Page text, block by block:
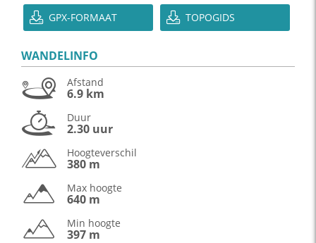
GPX-FORMAAT TOPOGIDS
WANDELINFO
Afstand
6.9 km
Duur
2.30 uur
Hoogteverschil
380 m
Max hoogte
640 m
Min hoogte
397 m